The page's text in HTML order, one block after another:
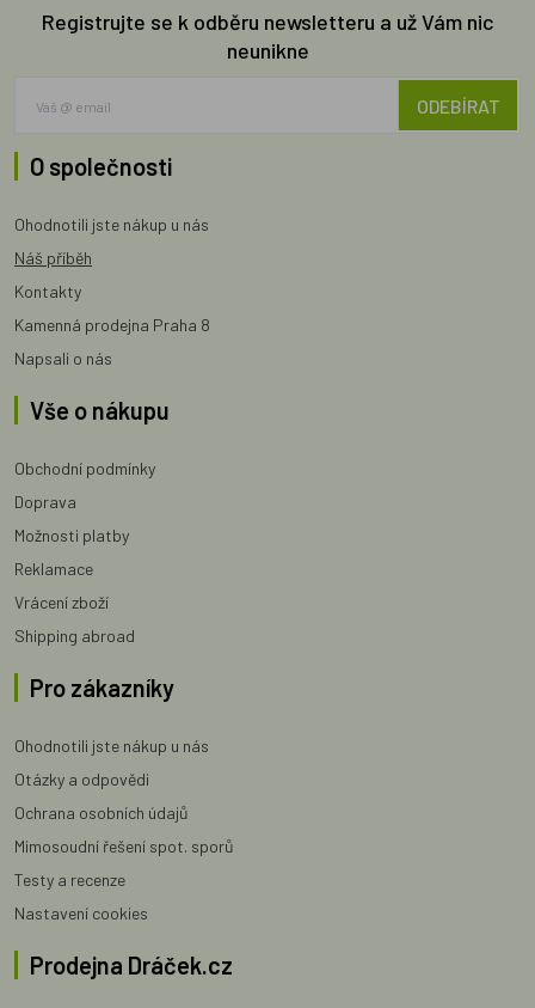
Registrujte se k odběru newsletteru a už Vám nic
neunikne
ODEBÍRAT
O společnosti
Ohodnotili jste nákup u nás
Náš příběh
Kontakty
Kamenná prodejna Praha 8
Napsali o nás
Vše o nákupu
Obchodní podmínky
Doprava
Možnosti platby
Reklamace
Vrácení zboží
Shipping abroad
Pro zákazníky
Ohodnotili jste nákup u nás
Otázky a odpovědi
Ochrana osobních údajů
Mimosoudní řešení spot. sporů
Testy a recenze
Nastavení cookies
Prodejna Dráček.cz